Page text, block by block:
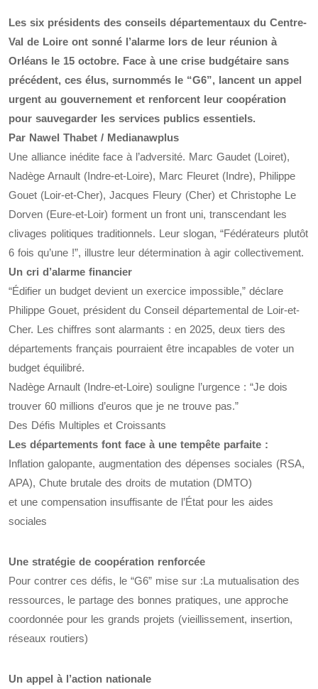
Les six présidents des conseils départementaux du Centre-
Val de Loire ont sonné l’alarme lors de leur réunion à
Orléans le 15 octobre. Face à une crise budgétaire sans
précédent, ces élus, surnommés le “G6”, lancent un appel
urgent au gouvernement et renforcent leur coopération
pour sauvegarder les services publics essentiels.
Par Nawel Thabet / Medianawplus
Une alliance inédite face à l’adversité. Marc Gaudet (Loiret),
Nadège Arnault (Indre-et-Loire), Marc Fleuret (Indre), Philippe
Gouet (Loir-et-Cher), Jacques Fleury (Cher) et Christophe Le
Dorven (Eure-et-Loir) forment un front uni, transcendant les
clivages politiques traditionnels. Leur slogan, “Fédérateurs plutôt
6 fois qu’une !”, illustre leur détermination à agir collectivement.
Un cri d’alarme financier
“Édifier un budget devient un exercice impossible,” déclare
Philippe Gouet, président du Conseil départemental de Loir-et-
Cher. Les chiffres sont alarmants : en 2025, deux tiers des
départements français pourraient être incapables de voter un
budget équilibré.
Nadège Arnault (Indre-et-Loire) souligne l’urgence : “Je dois
trouver 60 millions d’euros que je ne trouve pas.”
Des Défis Multiples et Croissants
Les départements font face à une tempête parfaite :
Inflation galopante, augmentation des dépenses sociales (RSA,
APA), Chute brutale des droits de mutation (DMTO)
et une compensation insuffisante de l’État pour les aides
sociales
Une stratégie de coopération renforcée
Pour contrer ces défis, le “G6” mise sur :La mutualisation des
ressources, le partage des bonnes pratiques, une approche
coordonnée pour les grands projets (vieillissement, insertion,
réseaux routiers)
Un appel à l’action nationale